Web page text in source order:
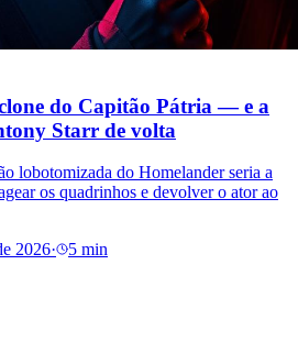
do Capitão Pátria — e a
Starr de volta
lobotomizada do Homelander seria a
os quadrinhos e devolver o ator ao
2026· 5 min